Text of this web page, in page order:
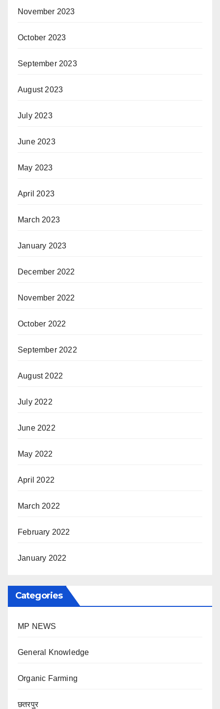
November 2023
October 2023
September 2023
August 2023
July 2023
June 2023
May 2023
April 2023
March 2023
January 2023
December 2022
November 2022
October 2022
September 2022
August 2022
July 2022
June 2022
May 2022
April 2022
March 2022
February 2022
January 2022
Categories
MP NEWS
General Knowledge
Organic Farming
छतरपुर